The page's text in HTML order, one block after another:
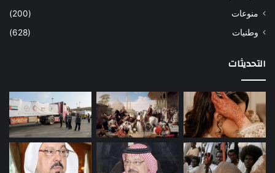
منوعات
(200)
وطنيات
(628)
التحديثات